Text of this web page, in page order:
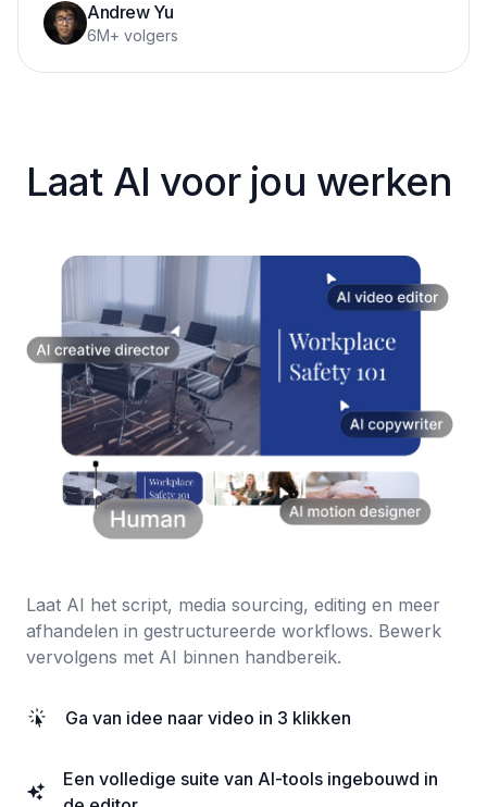
Andrew Yu
6M+ volgers
Laat AI voor jou werken
Laat AI het script, media sourcing, editing en meer
afhandelen in gestructureerde workflows. Bewerk
vervolgens met AI binnen handbereik.
Ga van idee naar video in 3 klikken
Een volledige suite van AI-tools ingebouwd in